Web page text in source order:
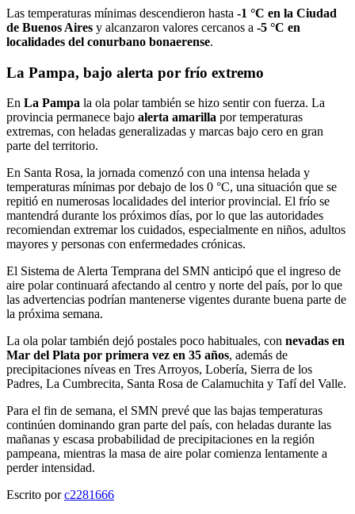
Las temperaturas mínimas descendieron hasta -1 °C en la Ciudad
de Buenos Aires y alcanzaron valores cercanos a -5 °C en
localidades del conurbano bonaerense.
La Pampa, bajo alerta por frío extremo
En La Pampa la ola polar también se hizo sentir con fuerza. La
provincia permanece bajo alerta amarilla por temperaturas
extremas, con heladas generalizadas y marcas bajo cero en gran
parte del territorio.
En Santa Rosa, la jornada comenzó con una intensa helada y
temperaturas mínimas por debajo de los 0 °C, una situación que se
repitió en numerosas localidades del interior provincial. El frío se
mantendrá durante los próximos días, por lo que las autoridades
recomiendan extremar los cuidados, especialmente en niños, adultos
mayores y personas con enfermedades crónicas.
El Sistema de Alerta Temprana del SMN anticipó que el ingreso de
aire polar continuará afectando al centro y norte del país, por lo que
las advertencias podrían mantenerse vigentes durante buena parte de
la próxima semana.
La ola polar también dejó postales poco habituales, con nevadas en
Mar del Plata por primera vez en 35 años, además de
precipitaciones níveas en Tres Arroyos, Lobería, Sierra de los
Padres, La Cumbrecita, Santa Rosa de Calamuchita y Tafí del Valle.
Para el fin de semana, el SMN prevé que las bajas temperaturas
continúen dominando gran parte del país, con heladas durante las
mañanas y escasa probabilidad de precipitaciones en la región
pampeana, mientras la masa de aire polar comienza lentamente a
perder intensidad.
Escrito porc2281666